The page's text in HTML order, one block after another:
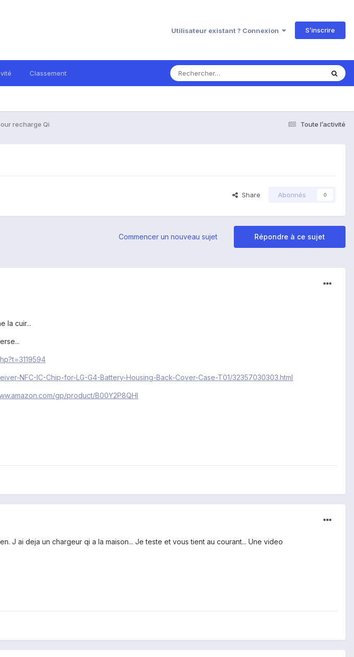
Utilisateur existant ? Connexion S’inscrire
Classement
Toute l’activité
recharge Qi
Share Abonnés 0
Répondre à ce sujet
Commencer un nouveau sujet
la cuir...
NFC-IC-Chip-for-LG-G4-Battery-Housing-Back-Cover-Case-T01/32357030303.html
gp/product/B00Y2P8QHI
J ai deja un chargeur qi a la maison... Je teste et vous tient au courant... Une video